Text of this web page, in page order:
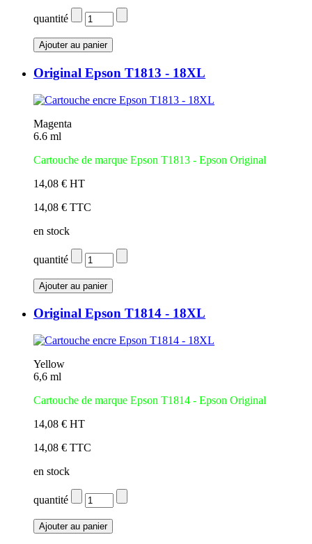
quantité
Original Epson T1813 - 18XL
Magenta
6.6 ml
Cartouche de marque Epson T1813 - Epson Original
14,08 € HT
14,08 € TTC
en stock
quantité
Original Epson T1814 - 18XL
Yellow
6,6 ml
Cartouche de marque Epson T1814 - Epson Original
14,08 € HT
14,08 € TTC
en stock
quantité